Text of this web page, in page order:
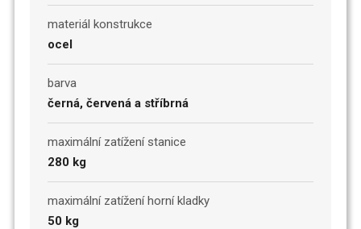
materiál konstrukce
ocel
barva
černá, červená a stříbrná
maximální zatížení stanice
280 kg
maximální zatížení horní kladky
50 kg